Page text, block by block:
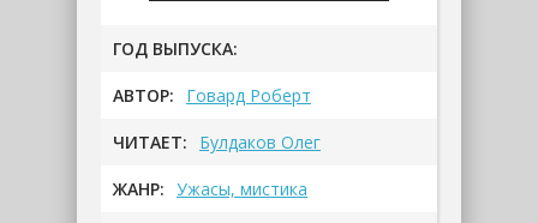
ГОД ВЫПУСКА:
АВТОР: Говард Роберт
ЧИТАЕТ: Булдаков Олег
ЖАНР: Ужасы, мистика